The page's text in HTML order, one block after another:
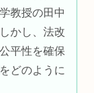
教授の田中
かし、法改
平性を確保
どのように